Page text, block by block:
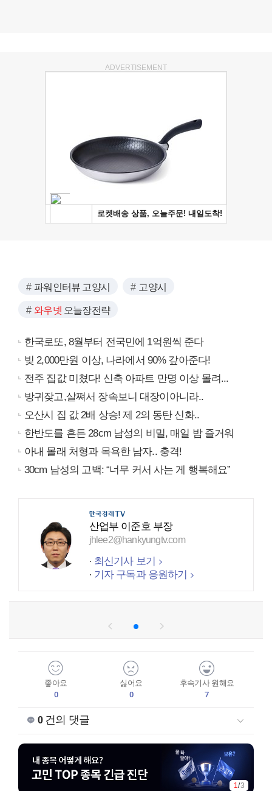
ADVERTISEMENT
파워인터뷰 고양시 고양시
와우넷 오늘장전략
한국로또, 8월부터 전국민에 1억원씩 준다
빚 2,000만원 이상, 나라에서 90% 갚아준다!
전주 집값 미쳤다! 신축 아파트 만명 이상 몰려...
방귀잦고,살쪄서 장속보니 대장이아니라..
오산시 집 값 2배 상승! 제 2의 동탄 신화..
한반도를 흔든 28cm 남성의 비밀, 매일 밤 즐거워
아내 몰래 처형과 목욕한 남자.. 충격!
30cm 남성의 고백: “너무 커서 사는 게 행복해요”
산업부 이준호 부장
jhlee2@hankyungtv.com
최신기사 보기
기자 구독과 응원하기
좋아요
0
싫어요
0
후속기사 원해요
7
0건의 댓글
1/3